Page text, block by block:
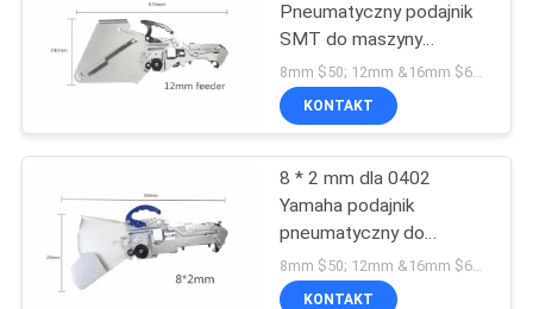
LINE
STRONY
POLITYKA
PRYWATNOŚCI
Podajnik SMT
21
Pneumatyczny podajnik
SMT do maszyny
CHMT530P4 / 560P4 /
761 Smt Pnp
8mm $50; 12mm &16mm $67 ; 24mm $198 MOQ:1
KONTAKT
8 * 2 mm dla 0402
Yamaha podajnik
pneumatyczny do
maszyny CHMT530P4 /
560P4 / 510 Pnp
KONTAKT